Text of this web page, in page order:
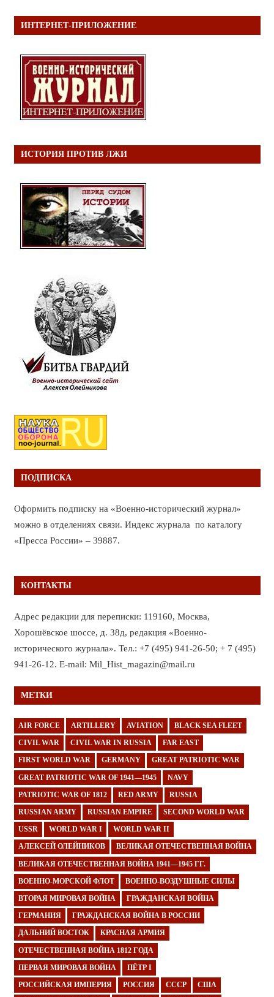
ИНТЕРНЕТ-ПРИЛОЖЕНИЕ
ИСТОРИЯ ПРОТИВ ЛЖИ
ПОДПИСКА
Оформить подписку на «Военно-исторический журнал»
можно в отделениях связи. Индекс журнала по каталогу
«Пресса России» – 39887.
КОНТАКТЫ
Адрес редакции для переписки: 119160, Москва,
Хорошёвское шоссе, д. 38д, редакция «Военно-
исторического журнала». Тел.: +7 (495) 941-26-50; + 7 (495)
941-26-12. E-mail: Mil_Hist_magazin@mail.ru
МЕТКИ
AIR FORCE ARTILLERY AVIATION BLACK SEA FLEET
CIVIL WAR CIVIL WAR IN RUSSIA FAR EAST
FIRST WORLD WAR GERMANY GREAT PATRIOTIC WAR
GREAT PATRIOTIC WAR OF 1941—1945 NAVY
PATRIOTIC WAR OF 1812 RED ARMY RUSSIA
RUSSIAN ARMY RUSSIAN EMPIRE SECOND WORLD WAR
USSR WORLD WAR I WORLD WAR II
АЛЕКСЕЙ ОЛЕЙНИКОВ ВЕЛИКАЯ ОТЕЧЕСТВЕННАЯ ВОЙНА
ВЕЛИКАЯ ОТЕЧЕСТВЕННАЯ ВОЙНА 1941—1945 ГГ.
ВОЕННО-МОРСКОЙ ФЛОТ ВОЕННО-ВОЗДУШНЫЕ СИЛЫ
ВТОРАЯ МИРОВАЯ ВОЙНА ГРАЖДАНСКАЯ ВОЙНА
ГЕРМАНИЯ ГРАЖДАНСКАЯ ВОЙНА В РОССИИ
ДАЛЬНИЙ ВОСТОК КРАСНАЯ АРМИЯ
ОТЕЧЕСТВЕННАЯ ВОЙНА 1812 ГОДА
ПЕРВАЯ МИРОВАЯ ВОЙНА ПЁТР I
РОССИЙСКАЯ ИМПЕРИЯ РОССИЯ СССР США